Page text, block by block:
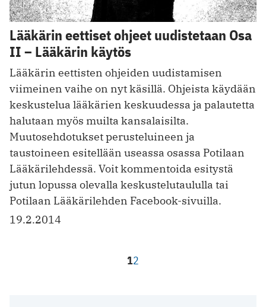
Lääkärin eettiset ohjeet uudistetaan Osa
II – Lääkärin käytös
Lääkärin eettisten ohjeiden uudistamisen
viimeinen vaihe on nyt käsillä. Ohjeista käydään
keskustelua lääkärien keskuudessa ja palautetta
halutaan myös muilta kansalaisilta.
Muutosehdotukset perusteluineen ja
taustoineen esitellään useassa osassa Potilaan
Lääkärilehdessä. Voit kommentoida esitystä
jutun lopussa olevalla keskustelutaululla tai
Potilaan Lääkärilehden Facebook-sivuilla.
19.2.2014
12